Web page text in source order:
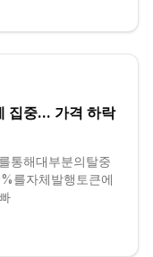
집중... 가격 하락
통해대부분의탈중
를자체발행토큰에